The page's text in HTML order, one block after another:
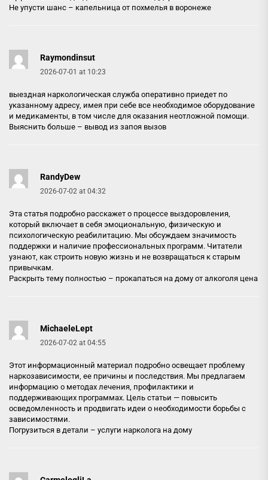
Не упусти шанс – капельница от похмелья в воронеже
Raymondinsut
2026-07-01 at 10:23
выездная наркологическая служба оперативно приедет по
указанному адресу, имея при себе все необходимое оборудование
и медикаменты, в том числе для оказания неотложной помощи.
Выяснить больше – вывод из запоя вызов
RandyDew
2026-07-02 at 04:32
Эта статья подробно расскажет о процессе выздоровления,
который включает в себя эмоциональную, физическую и
психологическую реабилитацию. Мы обсуждаем значимость
поддержки и наличие профессиональных программ. Читатели
узнают, как строить новую жизнь и не возвращаться к старым
привычкам.
Раскрыть тему полностью – прокапаться на дому от алкоголя цена
MichaeleLept
2026-07-02 at 04:55
Этот информационный материал подробно освещает проблему
наркозависимости, ее причины и последствия. Мы предлагаем
информацию о методах лечения, профилактики и
поддерживающих программах. Цель статьи — повысить
осведомленность и продвигать идеи о необходимости борьбы с
зависимостями.
Погрузиться в детали – услуги нарколога на дому